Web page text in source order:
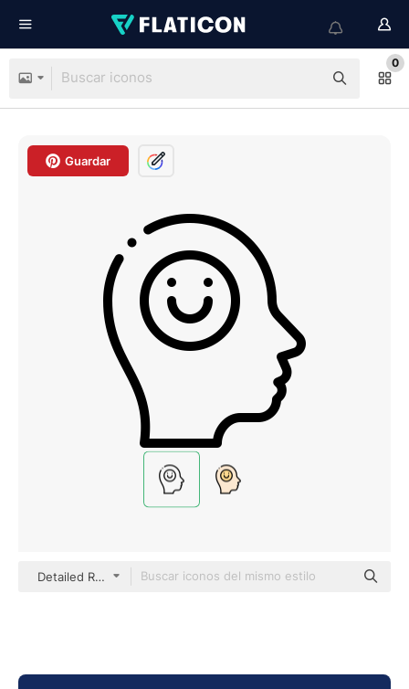
0
Guardar
Detailed Rounded Lineal